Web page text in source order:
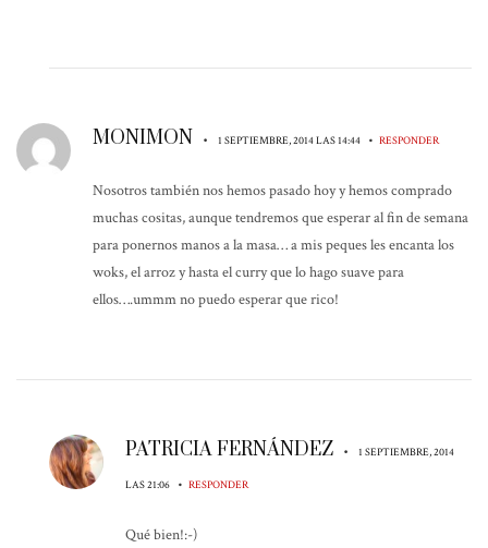
MONIMON • 1 SEPTIEMBRE, 2014 LAS 14:44 • RESPONDER
Nosotros también nos hemos pasado hoy y hemos comprado
muchas cositas, aunque tendremos que esperar al fin de semana
para ponernos manos a la masa… a mis peques les encanta los
woks, el arroz y hasta el curry que lo hago suave para
ellos….ummm no puedo esperar que rico!
PATRICIA FERNÁNDEZ • 1 SEPTIEMBRE, 2014
LAS 21:06 • RESPONDER
Qué bien!:-)